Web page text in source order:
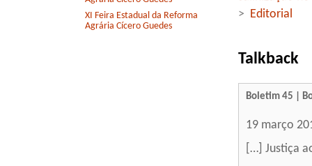
XI Feira Estadual da Reforma
Agrária Cícero Guedes
>
Editorial
Talkback
Boletim 45 |
19 março
[…] Justiça